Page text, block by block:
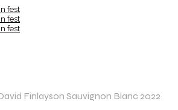
Finlayson Sauvignon Blanc 2022